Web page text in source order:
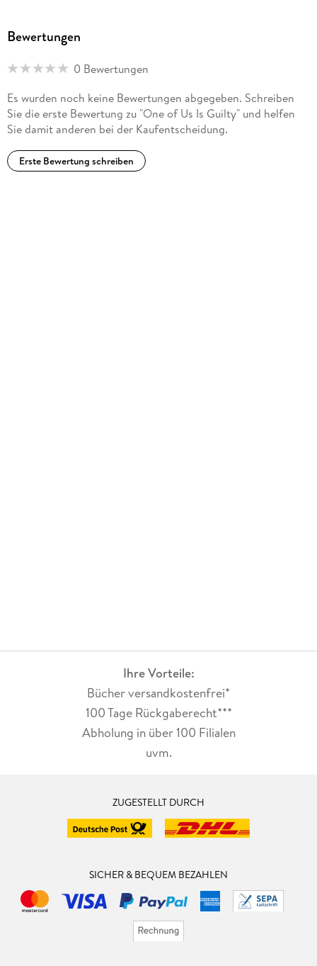
Bewertungen
0 Bewertungen
Es wurden noch keine Bewertungen abgegeben. Schreiben
Sie die erste Bewertung zu "One of Us Is Guilty" und helfen
Sie damit anderen bei der Kaufentscheidung.
Erste Bewertung schreiben
Ihre Vorteile:
Bücher versandkostenfrei*
100 Tage Rückgaberecht***
Abholung in über 100 Filialen
uvm.
ZUGESTELLT DURCH
SICHER & BEQUEM BEZAHLEN